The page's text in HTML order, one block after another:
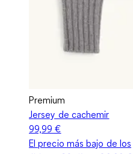
Premium
Jersey de cachemir
99,99 €
El precio más bajo de los